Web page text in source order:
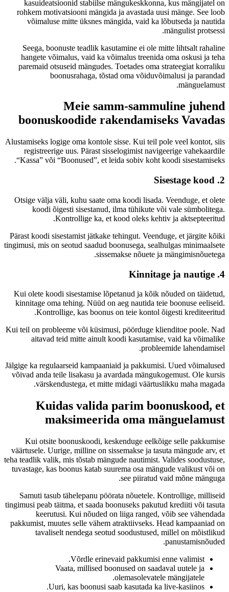
kasuideatsioonid stabiilse mängukeskkonna, kus mängijatel on
rohkem motivatsiooni mängida ja avastada uusi mänge. See loob
võimaluse mitte üksnes mängida, vaid ka lõbutseda ja nautida
mängulist protsessi.
Seega, boonuste teadlik kasutamine ei ole mitte lihtsalt rahaline
hangete võimalus, vaid ka võimalus treenida oma oskusi ja teha
paremaid otsuseid mängudes. Toetades oma strateegiat korraliku
boonusrahaga, tõstad oma võiduvõimalusi ja parandad
mänguelamust.
Meie samm-sammuline juhend
boonuskoodide rakendamiseks Vavadas
Alustamiseks logige oma kontole sisse. Kui teil pole veel kontot, siis
registreerige uus. Pärast sisselogimist navigeerige vahekaardile
“Kassa” või “Boonused”, et leida sobiv koht koodi sisestamiseks.
2. Sisestage kood
Otsige välja väli, kuhu saate oma koodi lisada. Veenduge, et olete
koodi õigesti sisestanud, ilma tühikute või vale sümbolitega.
Kontrollige ka, et kood oleks kehtiv ja aktsepteeritud.
Pärast koodi sisestamist jätkake tehingut. Veenduge, et järgite kõiki
tingimusi, mis on seotud saadud boonusega, sealhulgas minimaalsete
sissemakse nõuete ja mängimisnõuetega.
4. Kinnitage ja nautige
Kui olete koodi sisestamise lõpetanud ja kõik nõuded on täidetud,
kinnitage oma tehing. Nüüd on aeg nautida teie boonuse eeliseid.
Kontrollige, kas boonus on teie kontol õigesti krediteeritud.
Kui teil on probleeme või küsimusi, pöörduge klienditoe poole. Nad
aitavad teid mitte ainult koodi kasutamise, vaid ka võimalike
probleemide lahendamisel.
Jälgige ka regulaarseid kampaaniaid ja pakkumisi. Uued võimalused
võivad anda teile lisakasu ja avardada mängukogemust. Ole kursis
värskendustega, et mitte midagi väärtuslikku maha magada.
Kuidas valida parim boonuskood, et
maksimeerida oma mänguelamust
Kui otsite boonuskoodi, keskenduge eelkõige selle pakkumise
väärtusele. Uurige, milline on sissemakse ja tasuta mängude arv, et
teha teadlik valik, mis tõstab mängude nautimist. Valides soodustuse,
tuvastage, kas boonus katab suurema osa mängude valikust või on
see piiratud vaid mõne mänguga.
Samuti tasub tähelepanu pöörata nõuetele. Kontrollige, milliseid
tingimusi peab täitma, et saada boonuseks pakutud krediiti või tasuta
keerutusi. Kui nõuded on liiga ranged, võib see vähendada
pakkumist, muutes selle vähem atraktiivseks. Head kampaaniad on
tavaliselt nendega seotud soodustused, millel on mõistlikud
panustamisnõuded.
Võrdle erinevaid pakkumisi enne valimist.
Vaata, millised boonused on saadaval uutele ja
olemasolevatele mängijatele.
Uuri, kas boonusi saab kasutada ka live-kasiinos.